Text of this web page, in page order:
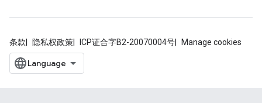
条款 隐私权政策 ICP证合字B2-20070004号 Manage cookies